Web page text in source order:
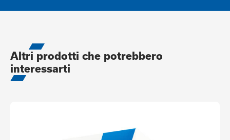
Altri prodotti che potrebbero
interessarti